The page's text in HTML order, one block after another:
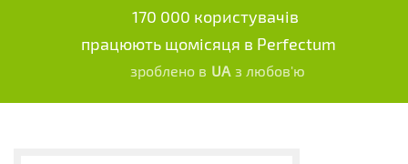
170 000 користувачів
працюють щомісяця в Perfectum
зроблено в UA з любов'ю